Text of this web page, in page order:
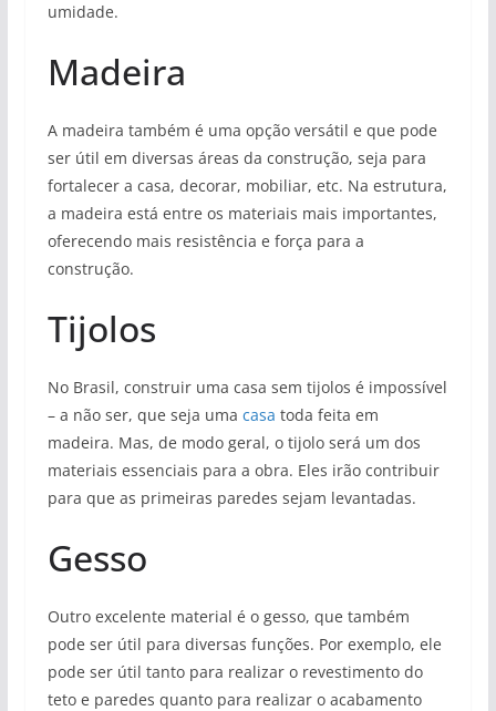
umidade.
Madeira
A madeira também é uma opção versátil e que pode
ser útil em diversas áreas da construção, seja para
fortalecer a casa, decorar, mobiliar, etc. Na estrutura,
a madeira está entre os materiais mais importantes,
oferecendo mais resistência e força para a
construção.
Tijolos
No Brasil, construir uma casa sem tijolos é impossível
– a não ser, que seja uma casa toda feita em
madeira. Mas, de modo geral, o tijolo será um dos
materiais essenciais para a obra. Eles irão contribuir
para que as primeiras paredes sejam levantadas.
Gesso
Outro excelente material é o gesso, que também
pode ser útil para diversas funções. Por exemplo, ele
pode ser útil tanto para realizar o revestimento do
teto e paredes quanto para realizar o acabamento